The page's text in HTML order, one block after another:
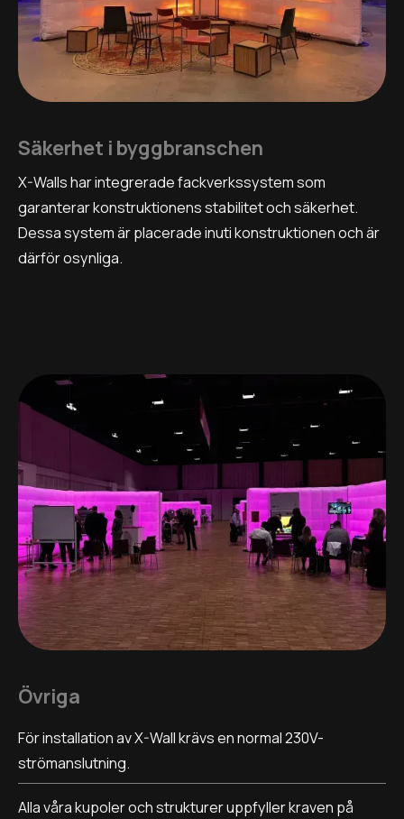
Säkerhet i byggbranschen
X-Walls har integrerade fackverkssystem som
garanterar konstruktionens stabilitet och säkerhet.
Dessa system är placerade inuti konstruktionen och är
därför osynliga.
Övriga
För installation av X-Wall krävs en normal 230V-
strömanslutning.
Alla våra kupoler och strukturer uppfyller kraven på